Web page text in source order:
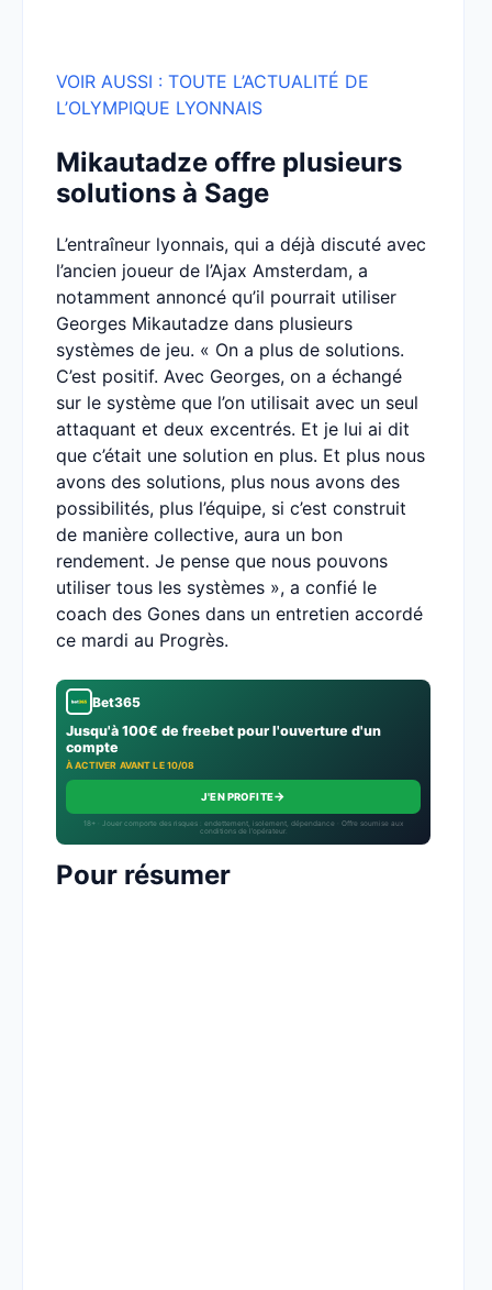
VOIR AUSSI : TOUTE L’ACTUALITÉ DE
L’OLYMPIQUE LYONNAIS
Mikautadze offre plusieurs
solutions à Sage
L’entraîneur lyonnais, qui a déjà discuté avec
l’ancien joueur de l’Ajax Amsterdam, a
notamment annoncé qu’il pourrait utiliser
Georges Mikautadze dans plusieurs
systèmes de jeu. « On a plus de solutions.
C’est positif. Avec Georges, on a échangé
sur le système que l’on utilisait avec un seul
attaquant et deux excentrés. Et je lui ai dit
que c’était une solution en plus. Et plus nous
avons des solutions, plus nous avons des
possibilités, plus l’équipe, si c’est construit
de manière collective, aura un bon
rendement. Je pense que nous pouvons
utiliser tous les systèmes », a confié le
coach des Gones dans un entretien accordé
ce mardi au Progrès.
Bet365
Jusqu'à 100€ de freebet pour l'ouverture d'un
compte
À ACTIVER AVANT LE 10/08
J'EN PROFITE→
18+ · Jouer comporte des risques : endettement, isolement, dépendance · Offre soumise aux
conditions de l’opérateur.
Pour résumer